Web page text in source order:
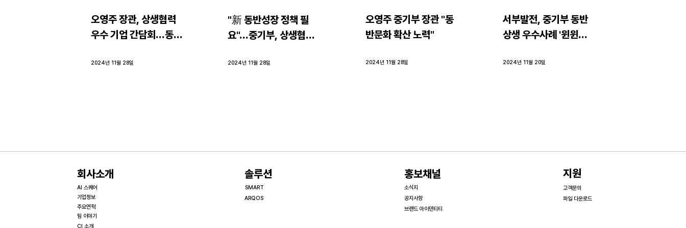
오영주 장관, 상생협력
우수 기업 간담회…동반
2024년 11월 28일
"新 동반성장 정책 필
요"…중기부, 상생협력
2024년 11월 28일
오영주 중기부 장관 "동
반문화 확산 노력"
2024년 11월 28일
서부발전, 중기부 동반
상생 우수사례 '윈윈아
2024년 11월 20일
회사소개
AI 스퀘어
기업정보
주요연혁
팀 이야기
CI 소개
​솔루션
ARQOS
SMART
홍보채널
소식지
공지사항
브랜드 아이덴티티
지원
고객문의
파일 다운로드